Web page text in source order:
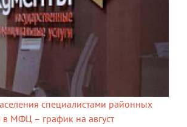
специалистами районных
МФЦ – график на август